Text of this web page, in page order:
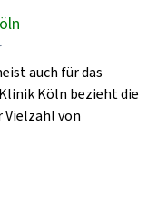
auch für das
Köln bezieht die
von